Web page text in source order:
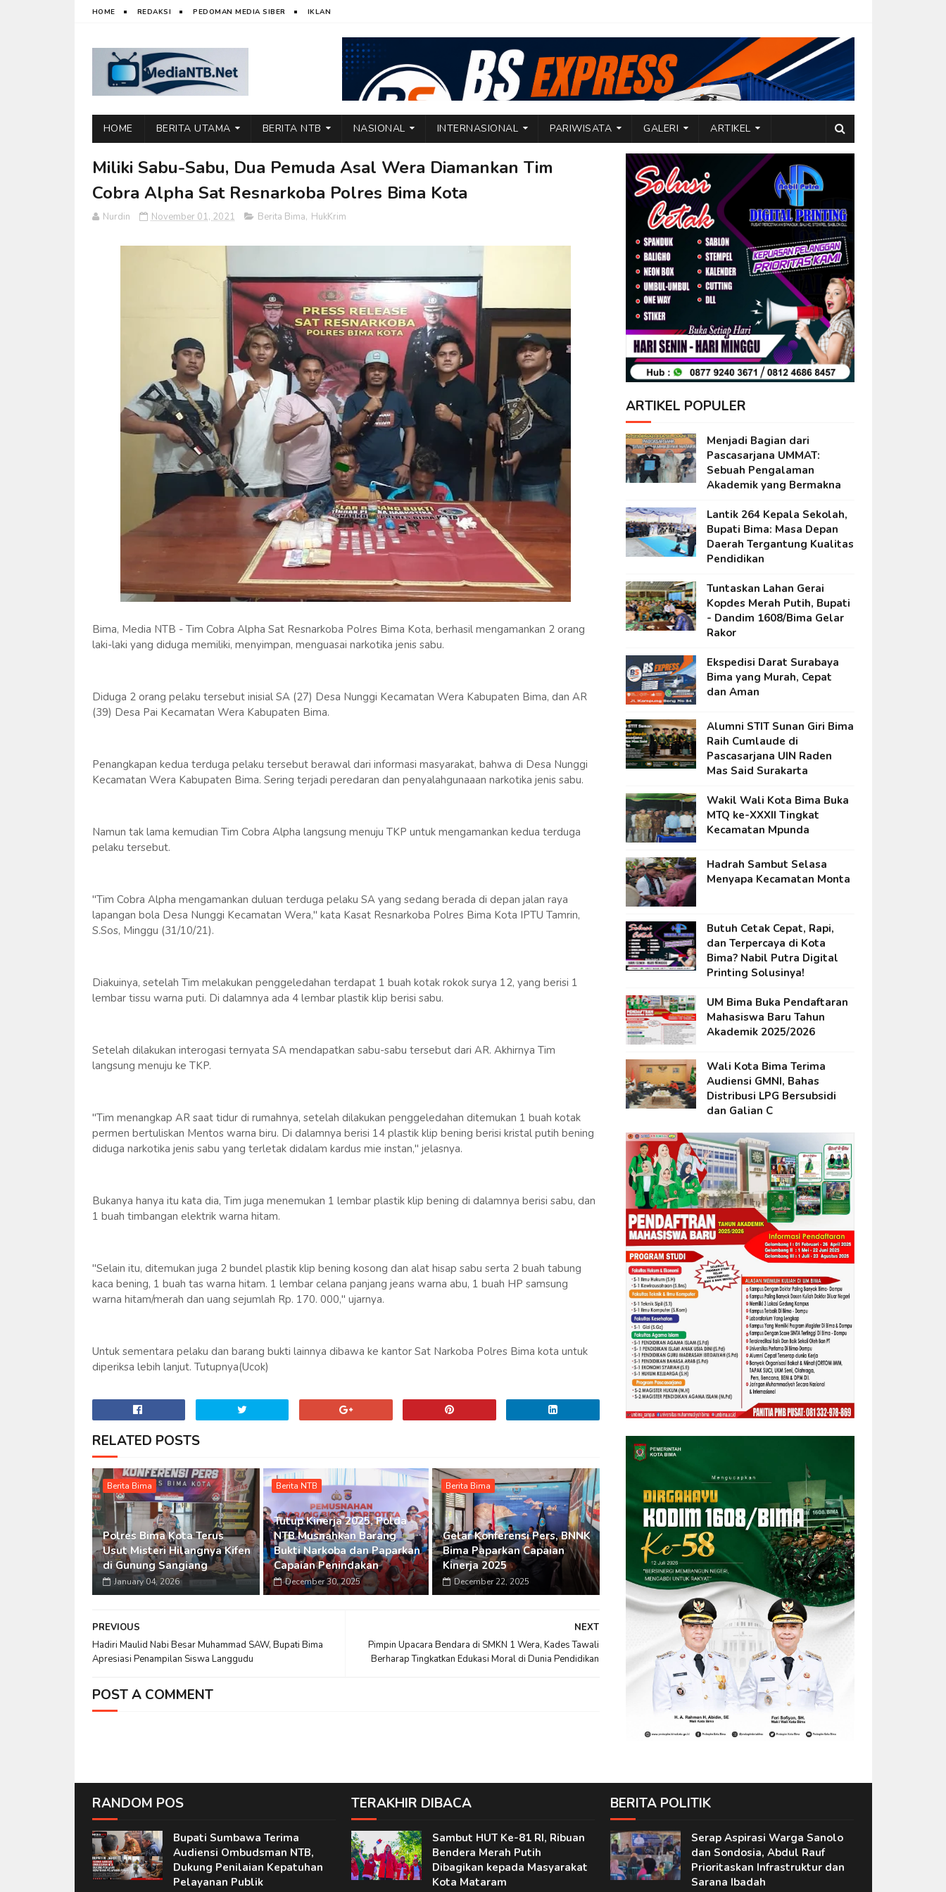
HOME REDAKSI PEDOMAN MEDIA SIBER IKLAN
HOME BERITA UTAMA BERITA NTB NASIONAL INTERNASIONAL PARIWISATA GALERI ARTIKEL
Miliki Sabu-Sabu, Dua Pemuda Asal Wera Diamankan Tim
Cobra Alpha Sat Resnarkoba Polres Bima Kota
Nurdin November 01, 2021 Berita Bima, HukKrim
Bima, Media NTB - Tim Cobra Alpha Sat Resnarkoba Polres Bima Kota, berhasil mengamankan 2 orang
laki-laki yang diduga memiliki, menyimpan, menguasai narkotika jenis sabu.
Diduga 2 orang pelaku tersebut inisial SA (27) Desa Nunggi Kecamatan Wera Kabupaten Bima, dan AR
(39) Desa Pai Kecamatan Wera Kabupaten Bima.
Penangkapan kedua terduga pelaku tersebut berawal dari informasi masyarakat, bahwa di Desa Nunggi
Kecamatan Wera Kabupaten Bima. Sering terjadi peredaran dan penyalahgunaaan narkotika jenis sabu.
Namun tak lama kemudian Tim Cobra Alpha langsung menuju TKP untuk mengamankan kedua terduga
pelaku tersebut.
"Tim Cobra Alpha mengamankan duluan terduga pelaku SA yang sedang berada di depan jalan raya
lapangan bola Desa Nunggi Kecamatan Wera," kata Kasat Resnarkoba Polres Bima Kota IPTU Tamrin,
S.Sos, Minggu (31/10/21).
Diakuinya, setelah Tim melakukan penggeledahan terdapat 1 buah kotak rokok surya 12, yang berisi 1
lembar tissu warna puti. Di dalamnya ada 4 lembar plastik klip berisi sabu.
Setelah dilakukan interogasi ternyata SA mendapatkan sabu-sabu tersebut dari AR. Akhirnya Tim
langsung menuju ke TKP.
"Tim menangkap AR saat tidur di rumahnya, setelah dilakukan penggeledahan ditemukan 1 buah kotak
permen bertuliskan Mentos warna biru. Di dalamnya berisi 14 plastik klip bening berisi kristal putih bening
diduga narkotika jenis sabu yang terletak didalam kardus mie instan," jelasnya.
Bukanya hanya itu kata dia, Tim juga menemukan 1 lembar plastik klip bening di dalamnya berisi sabu, dan
1 buah timbangan elektrik warna hitam.
"Selain itu, ditemukan juga 2 bundel plastik klip bening kosong dan alat hisap sabu serta 2 buah tabung
kaca bening, 1 buah tas warna hitam. 1 lembar celana panjang jeans warna abu, 1 buah HP samsung
warna hitam/merah dan uang sejumlah Rp. 170. 000," ujarnya.
Untuk sementara pelaku dan barang bukti lainnya dibawa ke kantor Sat Narkoba Polres Bima kota untuk
diperiksa lebih lanjut. Tutupnya(Ucok)
RELATED POSTS
Berita Bima
Polres Bima Kota Terus
Usut Misteri Hilangnya Kifen
di Gunung Sangiang
January 04, 2026
Berita NTB
Tutup Kinerja 2025, Polda
NTB Musnahkan Barang
Bukti Narkoba dan Paparkan
Capaian Penindakan
December 30, 2025
Berita Bima
Gelar Konferensi Pers, BNNK
Bima Paparkan Capaian
Kinerja 2025
December 22, 2025
NEXT
Pimpin Upacara Bendara di SMKN 1 Wera, Kades Tawali
Berharap Tingkatkan Edukasi Moral di Dunia Pendidikan
PREVIOUS
Hadiri Maulid Nabi Besar Muhammad SAW, Bupati Bima
Apresiasi Penampilan Siswa Langgudu
POST A COMMENT
ARTIKEL POPULER
Menjadi Bagian dari
Pascasarjana UMMAT:
Sebuah Pengalaman
Akademik yang Bermakna
Lantik 264 Kepala Sekolah,
Bupati Bima: Masa Depan
Daerah Tergantung Kualitas
Pendidikan
Tuntaskan Lahan Gerai
Kopdes Merah Putih, Bupati
- Dandim 1608/Bima Gelar
Rakor
Ekspedisi Darat Surabaya
Bima yang Murah, Cepat
dan Aman
Alumni STIT Sunan Giri Bima
Raih Cumlaude di
Pascasarjana UIN Raden
Mas Said Surakarta
Wakil Wali Kota Bima Buka
MTQ ke-XXXII Tingkat
Kecamatan Mpunda
Hadrah Sambut Selasa
Menyapa Kecamatan Monta
Butuh Cetak Cepat, Rapi,
dan Terpercaya di Kota
Bima? Nabil Putra Digital
Printing Solusinya!
UM Bima Buka Pendaftaran
Mahasiswa Baru Tahun
Akademik 2025/2026
Wali Kota Bima Terima
Audiensi GMNI, Bahas
Distribusi LPG Bersubsidi
dan Galian C
RANDOM POS
Bupati Sumbawa Terima
Audiensi Ombudsman NTB,
Dukung Penilaian Kepatuhan
Pelayanan Publik
TERAKHIR DIBACA
Sambut HUT Ke-81 RI, Ribuan
Bendera Merah Putih
Dibagikan kepada Masyarakat
Kota Mataram
BERITA POLITIK
Serap Aspirasi Warga Sanolo
dan Sondosia, Abdul Rauf
Prioritaskan Infrastruktur dan
Sarana Ibadah